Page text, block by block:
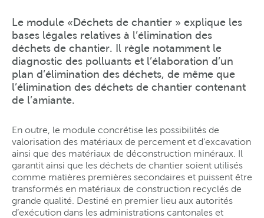
Le module «Déchets de chantier » explique les
bases légales relatives à l’élimination des
déchets de chantier. Il règle notamment le
diagnostic des polluants et l’élaboration d’un
plan d’élimination des déchets, de même que
l’élimination des déchets de chantier contenant
de l’amiante.
En outre, le module concrétise les possibilités de
valorisation des matériaux de percement et d’excavation
ainsi que des matériaux de déconstruction minéraux. Il
garantit ainsi que les déchets de chantier soient utilisés
comme matières premières secondaires et puissent être
transformés en matériaux de construction recyclés de
grande qualité. Destiné en premier lieu aux autorités
d’exécution dans les administrations cantonales et